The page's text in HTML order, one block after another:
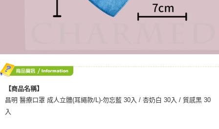
權轉讓予恩沛科技股份有限公司。
２．關於個人資料處理事宜，請瀏覽以下網址：
時審查核予不同之上限額度；若仍有額度不足之情形，本公司將視審查結果
請求用戶進行身份認證。
５．嚴禁一人註冊多個帳號或使用他人資訊註冊。若發現惡意使用之情形，
恩沛科技股份有限公司將有權停止該用戶之使用額度並採取法律行動。
【商品名稱】
昌明 醫療口罩 成人立體(耳繩款/L)-勿忘藍 30入 / 杏奶白 30入 / 質感黑 30
入